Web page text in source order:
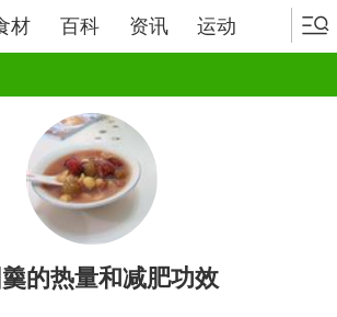
材 百科 资讯 运动
的热量和减肥功效